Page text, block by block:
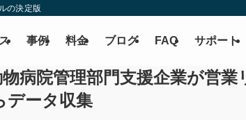
の決定版
事例 料金 ブログ FAQ サポート
物病院管理部門支援企業が営
データ収集